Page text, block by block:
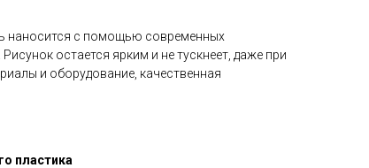
наносится с помощью современных
остается ярким и не тускнеет, даже при
и оборудование, качественная
пластика